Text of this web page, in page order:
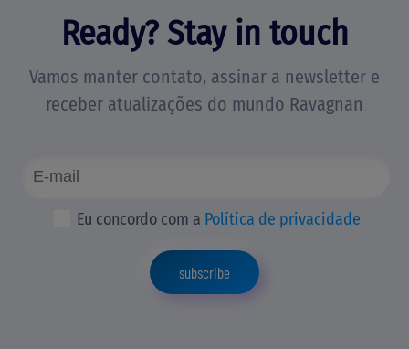
Ready? Stay in touch
Vamos manter contato, assinar a newsletter e
receber atualizações do mundo Ravagnan
Eu concordo com a Política de privacidade
subscribe